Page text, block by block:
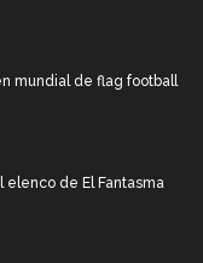
mundial de flag football
elenco de El Fantasma